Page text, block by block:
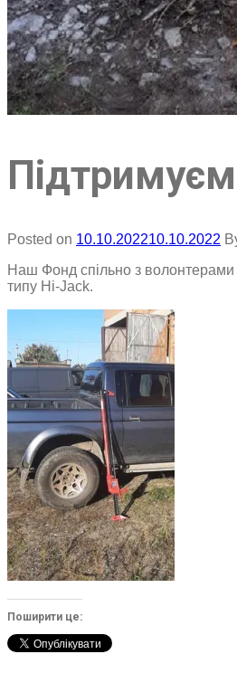
Posted on 10.10.202210.10.2022
Наш Фонд спільно з волонтерами
типу Hi-Jack.
Поширити це: